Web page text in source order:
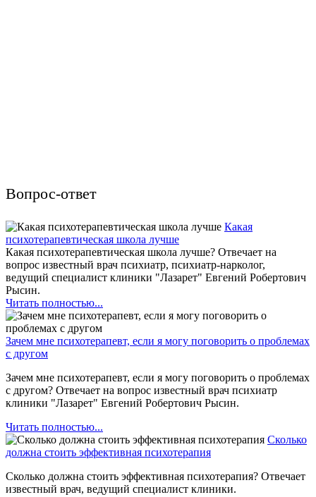
Вопрос-ответ
Какая
психотерапевтическая школа лучше
Какая психотерапевтическая школа лучше? Отвечает на
вопрос известный врач психиатр, психиатр-нарколог,
ведущий специалист клиники "Лазарет" Евгений Робертович
Рысин.
Читать полностью...
Зачем мне психотерапевт, если я могу поговорить о проблемах
с другом
Зачем мне психотерапевт, если я могу поговорить о проблемах
с другом? Отвечает на вопрос известный врач психиатр
клиники "Лазарет" Евгений Робертович Рысин.
Читать полностью...
Сколько
должна стоить эффективная психотерапия
Сколько должна стоить эффективная психотерапия? Отвечает
известный врач, ведущий специалист клиники.